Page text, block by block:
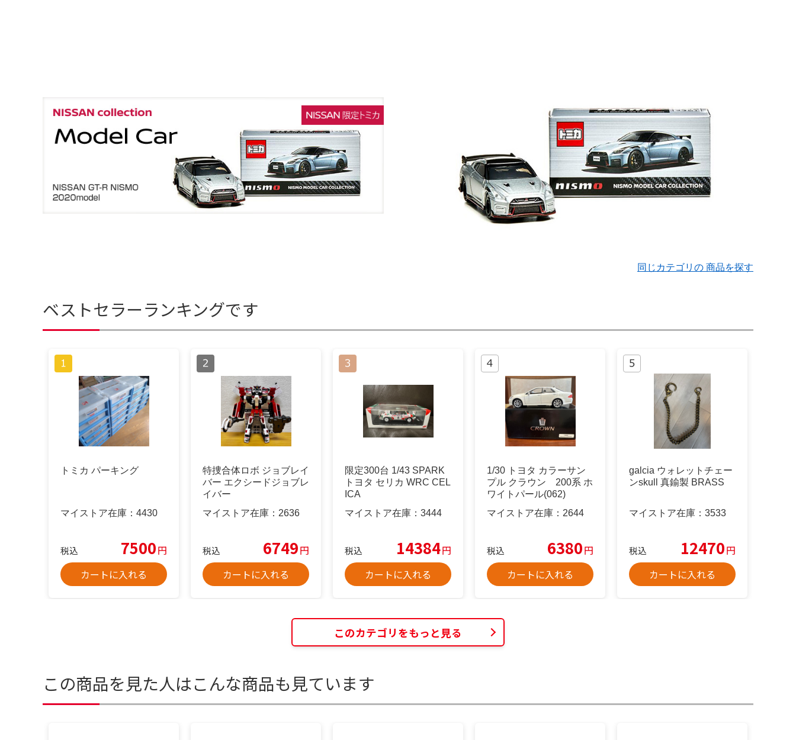
同じカテゴリの 商品を探す
ベストセラーランキングです
トミカ パーキング
マイストア在庫： 4430
税込 7500円
カートに入れる
特捜合体ロボ ジョブレイ
バー エクシードジョブレ
イバー
マイストア在庫： 2636
税込 6749円
カートに入れる
限定300台 1/43 SPARK
トヨタ セリカ WRC CEL
ICA
マイストア在庫： 3444
税込 14384円
カートに入れる
1/30 トヨタ カラーサン
プル クラウン 200系 ホ
ワイトパール(062)
マイストア在庫： 2644
税込 6380円
カートに入れる
galcia ウォレットチェー
ンskull 真鍮製 BRASS
マイストア在庫： 3533
税込 12470円
カートに入れる
このカテゴリをもっと見る
この商品を見た人はこんな商品も見ています